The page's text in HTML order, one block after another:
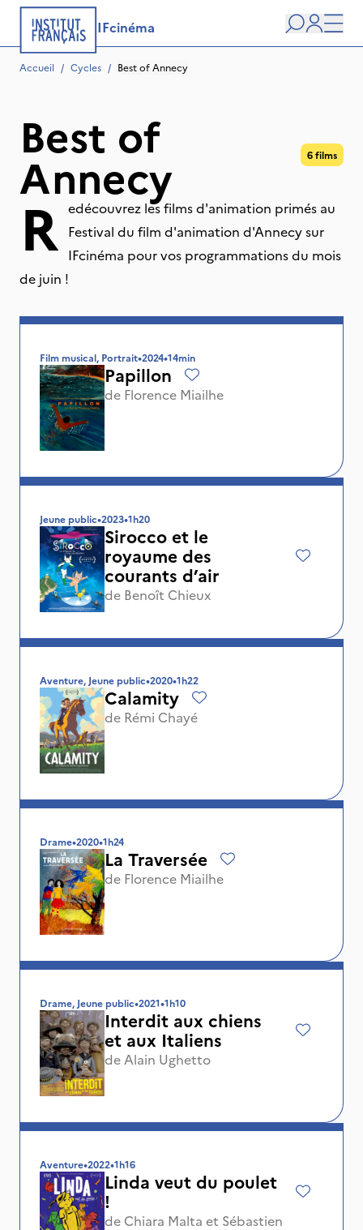
IFcinéma
user
Accueil / Cycles / Best of Annecy
Best of
Annecy 6 films
R edécouvrez les films d'animation primés au
Festival du film d'animation d'Annecy sur
IFcinéma pour vos programmations du mois
de juin !
Film musical, Portrait•2024•14min
Papillon
de Florence Miailhe
Jeune public•2023•1h20
Sirocco et le
royaume des
courants d’air
de Benoît Chieux
Aventure, Jeune public•2020•1h22
Calamity
de Rémi Chayé
Drame•2020•1h24
La Traversée
de Florence Miailhe
Drame, Jeune public•2021•1h10
Interdit aux chiens
et aux Italiens
de Alain Ughetto
Aventure•2022•1h16
Linda veut du poulet
!
de Chiara Malta et Sébastien